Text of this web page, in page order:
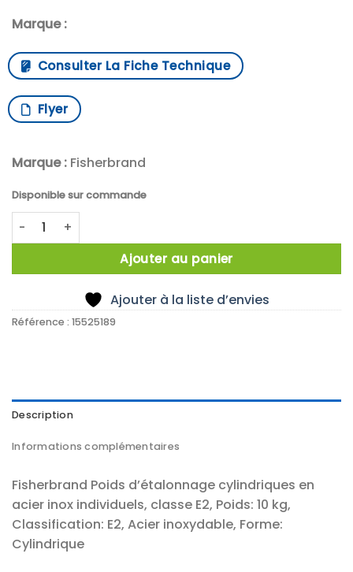
Marque :
Consulter La Fiche Technique
Flyer
Marque : Fisherbrand
Disponible sur commande
quantité de Poids etalon cylindrique 10kg E2 inox
Ajouter au panier
Ajouter à la liste d’envies
Référence : 15525189
Description
Informations complémentaires
Fisherbrand Poids d’étalonnage cylindriques en
acier inox individuels, classe E2, Poids: 10 kg,
Classification: E2, Acier inoxydable, Forme:
Cylindrique